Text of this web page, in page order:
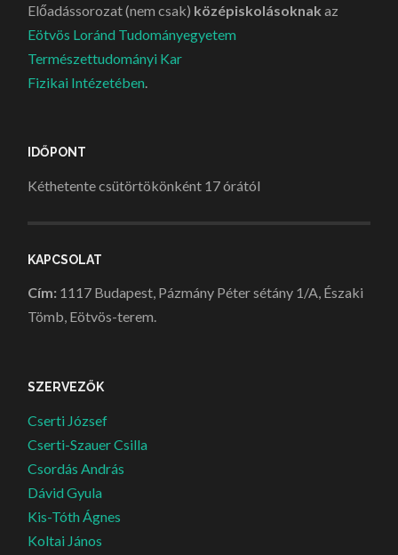
Előadássorozat (nem csak) középiskolásoknak az
Eötvös Loránd Tudományegyetem
Természettudományi Kar
Fizikai Intézetében.
IDŐPONT
Kéthetente csütörtökönként 17 órától
KAPCSOLAT
Cím: 1117 Budapest, Pázmány Péter sétány 1/A, Északi
Tömb, Eötvös-terem.
SZERVEZŐK
Cserti József
Cserti-Szauer Csilla
Csordás András
Dávid Gyula
Kis-Tóth Ágnes
Koltai János